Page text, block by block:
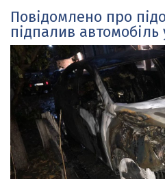
Повідомлено про
підпалив автомобіль